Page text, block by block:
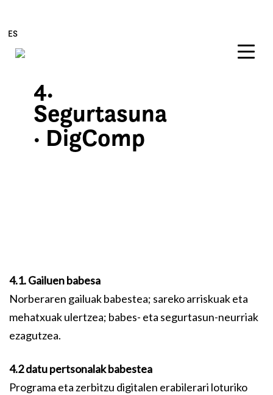
Edukira zuzenean joan
ES
4.
Segurtasuna
· DigComp
4.1. Gailuen babesa
Norberaren gailuak babestea; sareko arriskuak eta
mehatxuak ulertzea; babes- eta segurtasun-neurriak
ezagutzea.
4.2 datu pertsonalak babestea
Programa eta zerbitzu digitalen erabilerari loturiko